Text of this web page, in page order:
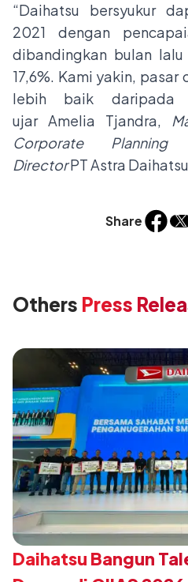
Share
“Daihatsu bersyukur
2021 dengan
dibandingkan bulan lalu
17,6%. Kami yakin,
lebih baik daripada
ujar Amelia Tjandra,
Corporate
DirectorPT Astra
Others Press
Daihatsu Bangun